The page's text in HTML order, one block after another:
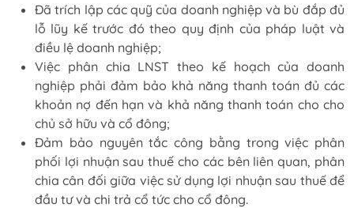
Đã trích lập các quỹ của doanh nghiệp và bù đắp đủ
lỗ lũy kế trước đó theo quy định của pháp luật và
điều lệ doanh nghiệp;
Việc phân chia LNST theo kế hoạch của doanh
nghiệp phải đảm bảo khả năng thanh toán đủ các
khoản nợ đến hạn và khả năng thanh toán cho cho
chủ sở hữu và cổ đông;
Đảm bảo nguyên tắc công bằng trong việc phân
phối lợi nhuận sau thuế cho các bên liên quan, phân
chia cân đối giữa việc sử dụng lợi nhuận sau thuế để
đầu tư và chi trả cổ tức cho cổ đông.